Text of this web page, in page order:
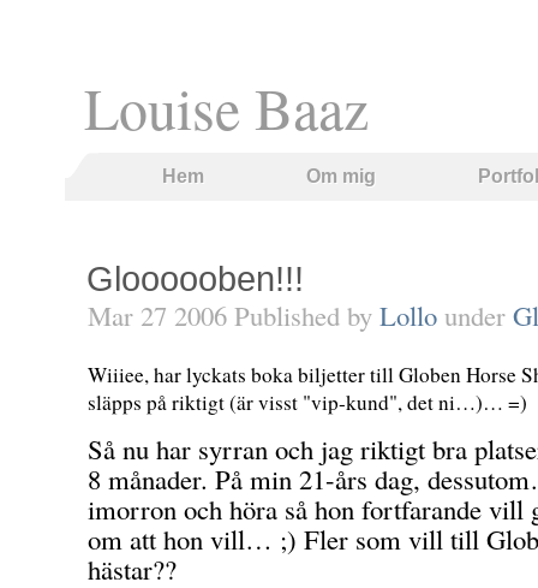
Louise Baaz
Hem Om mig
Gloooooben!!!
Mar 27 2006 Published by Lollo under
Wiiiee, har lyckats boka biljetter till Globen Horse
släpps på riktigt (är visst "vip-kund", det ni…)… =)
Så nu har syrran och jag riktigt bra
8 månader. På min 21-års dag,
imorron och höra så hon fortfarande vill
om att hon vill… ;) Fler som vill till
hästar??